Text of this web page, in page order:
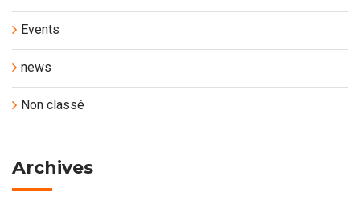
Events
news
Non classé
Archives